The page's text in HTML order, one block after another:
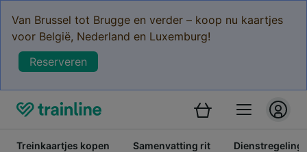
Van Brussel tot Brugge en verder – koop nu kaartjes
voor België, Nederland en Luxemburg!
Reserveren
Treinkaartjes kopen Samenvatting rit Dienstregeling